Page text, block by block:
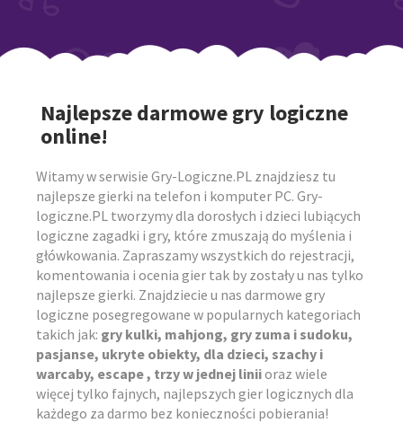
Najlepsze darmowe gry logiczne
online!
Witamy w serwisie Gry-Logiczne.PL znajdziesz tu
najlepsze gierki na telefon i komputer PC. Gry-
logiczne.PL tworzymy dla dorosłych i dzieci lubiących
logiczne zagadki i gry, które zmuszają do myślenia i
główkowania. Zapraszamy wszystkich do rejestracji,
komentowania i ocenia gier tak by zostały u nas tylko
najlepsze gierki. Znajdziecie u nas darmowe gry
logiczne posegregowane w popularnych kategoriach
takich jak: gry kulki, mahjong, gry zuma i sudoku,
pasjanse, ukryte obiekty, dla dzieci, szachy i
warcaby, escape , trzy w jednej liniioraz wiele
więcej tylko fajnych, najlepszych gier logicznych dla
każdego za darmo bez konieczności pobierania!